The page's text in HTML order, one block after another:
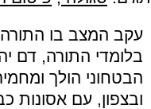
עקב המצב בו התורה
בלומדי התורה, דם
הבטחוני הולך
ובצפון, עם אסונות